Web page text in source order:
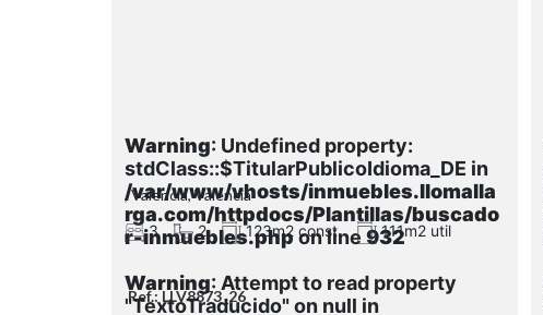
Warning: Undefined property:
stdClass::$TitularPublicoIdioma_DE in
/var/www/vhosts/inmuebles.llomalla
rga.com/httpdocs/Plantillas/buscado
r-inmuebles.phpon line932
Warning: Attempt to read property
"TextoTraducido" on null in
, Valencia, Valencia
3
2 123m2 const. 111m2 util
Ref.: LLV8873_26